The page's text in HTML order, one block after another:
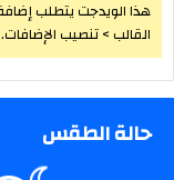
هذا الويدجت يتطلب
القالب > تنصيب الإضافات.
حالة الطقس